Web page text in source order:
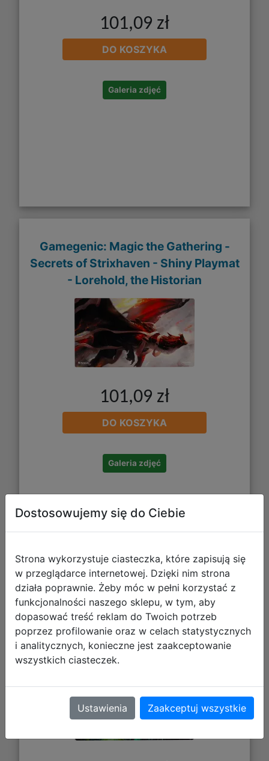
101,09 zł
DO KOSZYKA
Galeria zdjęć
Gamegenic: Magic the Gathering -
Secrets of Strixhaven - Shiny Playmat
- Lorehold, the Historian
101,09 zł
DO KOSZYKA
Galeria zdjęć
Gamegenic: Magic the Gathering -
Secrets of Strixhaven - Shiny Playmat
- Witherbloom, the Balancer
Dostosowujemy się do Ciebie
Strona wykorzystuje ciasteczka, które zapisują się
w przeglądarce internetowej. Dzięki nim strona
działa poprawnie. Żeby móc w pełni korzystać z
funkcjonalności naszego sklepu, w tym, aby
dopasować treść reklam do Twoich potrzeb
poprzez profilowanie oraz w celach statystycznych
i analitycznych, konieczne jest zaakceptowanie
wszystkich ciasteczek.
Ustawienia Zaakceptuj wszystkie